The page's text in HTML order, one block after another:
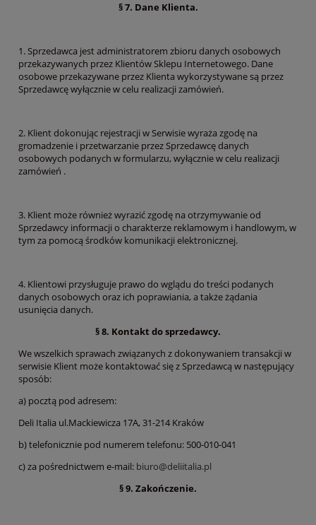
§ 7. Dane Klienta.
1. Sprzedawca jest administratorem zbioru danych osobowych
przekazywanych przez Klientów Sklepu Internetowego. Dane
osobowe przekazywane przez Klienta wykorzystywane są przez
Sprzedawcę wyłącznie w celu realizacji zamówień.
2. Klient dokonując rejestracji w Serwisie wyraża zgodę na
gromadzenie i przetwarzanie przez Sprzedawcę danych
osobowych podanych w formularzu, wyłącznie w celu realizacji
zamówień .
3. Klient może również wyrazić zgodę na otrzymywanie od
Sprzedawcy informacji o charakterze reklamowym i handlowym, w
tym za pomocą środków komunikacji elektronicznej.
4. Klientowi przysługuje prawo do wglądu do treści podanych
danych osobowych oraz ich poprawiania, a także żądania
usunięcia danych.
§ 8. Kontakt do sprzedawcy.
We wszelkich sprawach związanych z dokonywaniem transakcji w
serwisie Klient może kontaktować się z Sprzedawcą w następujący
sposób:
a) pocztą pod adresem:
Deli Italia ul.Mackiewicza 17A, 31-214 Kraków
b) telefonicznie pod numerem telefonu: 500-010-041
c) za pośrednictwem e-mail: biuro@deliitalia.pl
§ 9. Zakończenie.